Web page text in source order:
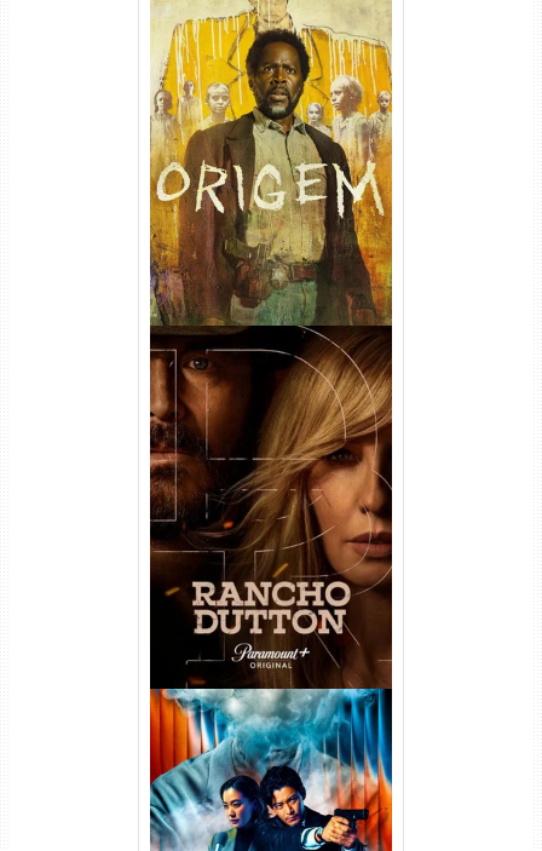
Origem 4ª Temporada Torrent
(2026) WEB-DL 1080p/4K
Dual Áudio
Rancho Dutton 1ª
Temporada Torrent (2026)
WEB-DL 1080p Dual Áudio